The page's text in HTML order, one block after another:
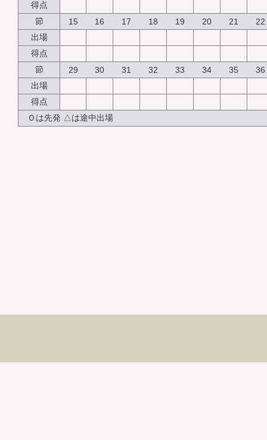
得点
節
15 16 17 18 19 20 21 22
出場
得点
節
29 30 31 32 33 34 35 36
出場
得点
Ｏは先発 △は途中出場